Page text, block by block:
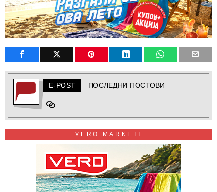
E-POST ПОСЛЕДНИ ПОСТОВИ
VERO MARKETI